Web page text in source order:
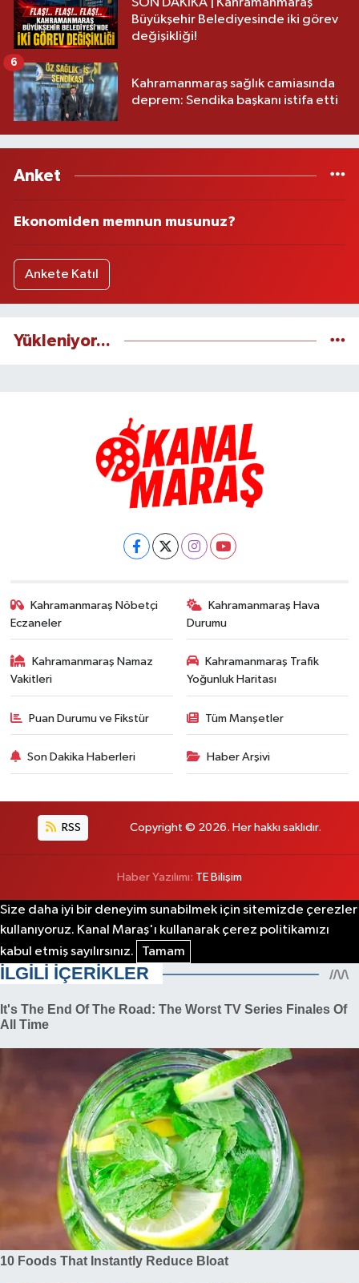
SON DAKİKA | Kahramanmaraş
Büyükşehir Belediyesinde iki görev
değişikliği!
Kahramanmaraş sağlık camiasında
deprem: Sendika başkanı istifa etti
6
Anket
Ekonomiden memnun musunuz?
Ankete Katıl
Yükleniyor...
Kahramanmaraş Nöbetçi
Eczaneler
Kahramanmaraş Hava
Durumu
Kahramanmaraş Namaz
Vakitleri
Kahramanmaraş Trafik
Yoğunluk Haritası
Puan Durumu ve Fikstür Tüm Manşetler
Son Dakika Haberleri Haber Arşivi
RSS Copyright © 2026. Her hakkı saklıdır.
Haber Yazılımı: TE Bilişim
Size daha iyi bir deneyim sunabilmek için sitemizde çerezler
kullanıyoruz. Kanal Maraş'ı kullanarak çerez politikamızı
kabul etmiş sayılırsınız.
Tamam